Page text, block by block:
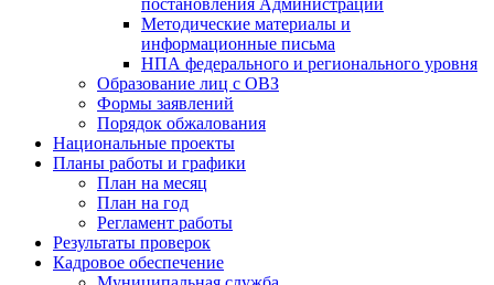
постановления Администрации
Методические материалы и
информационные письма
НПА федерального и регионального уровня
Образование лиц с ОВЗ
Формы заявлений
Порядок обжалования
Национальные проекты
Планы работы и графики
План на месяц
План на год
Регламент работы
Результаты проверок
Кадровое обеспечение